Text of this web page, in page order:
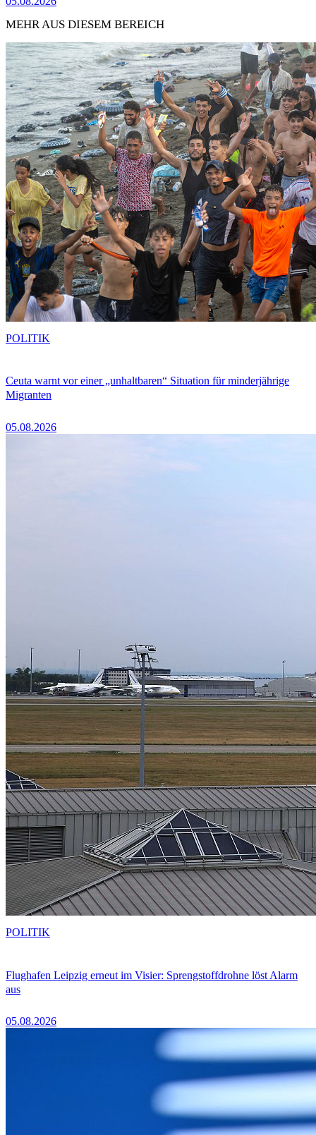
MEHR AUS DIESEM BEREICH
Ceuta warnt vor einer „unhaltbaren“ Situation für minderjährige
Migranten
05.08.2026
POLITIK
Flughafen Leipzig erneut im Visier: Sprengstoffdrohne löst Alarm
aus
05.08.2026
POLITIK